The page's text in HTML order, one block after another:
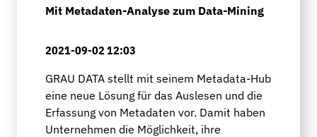
Mit Metadaten-Analyse zum Data-Mining
2021-09-02 12:03
GRAU DATA stellt mit seinem Metadata-Hub
eine neue Lösung für das Auslesen und die
Erfassung von Metadaten vor. Damit haben
Unternehmen die Möglichkeit, ihre